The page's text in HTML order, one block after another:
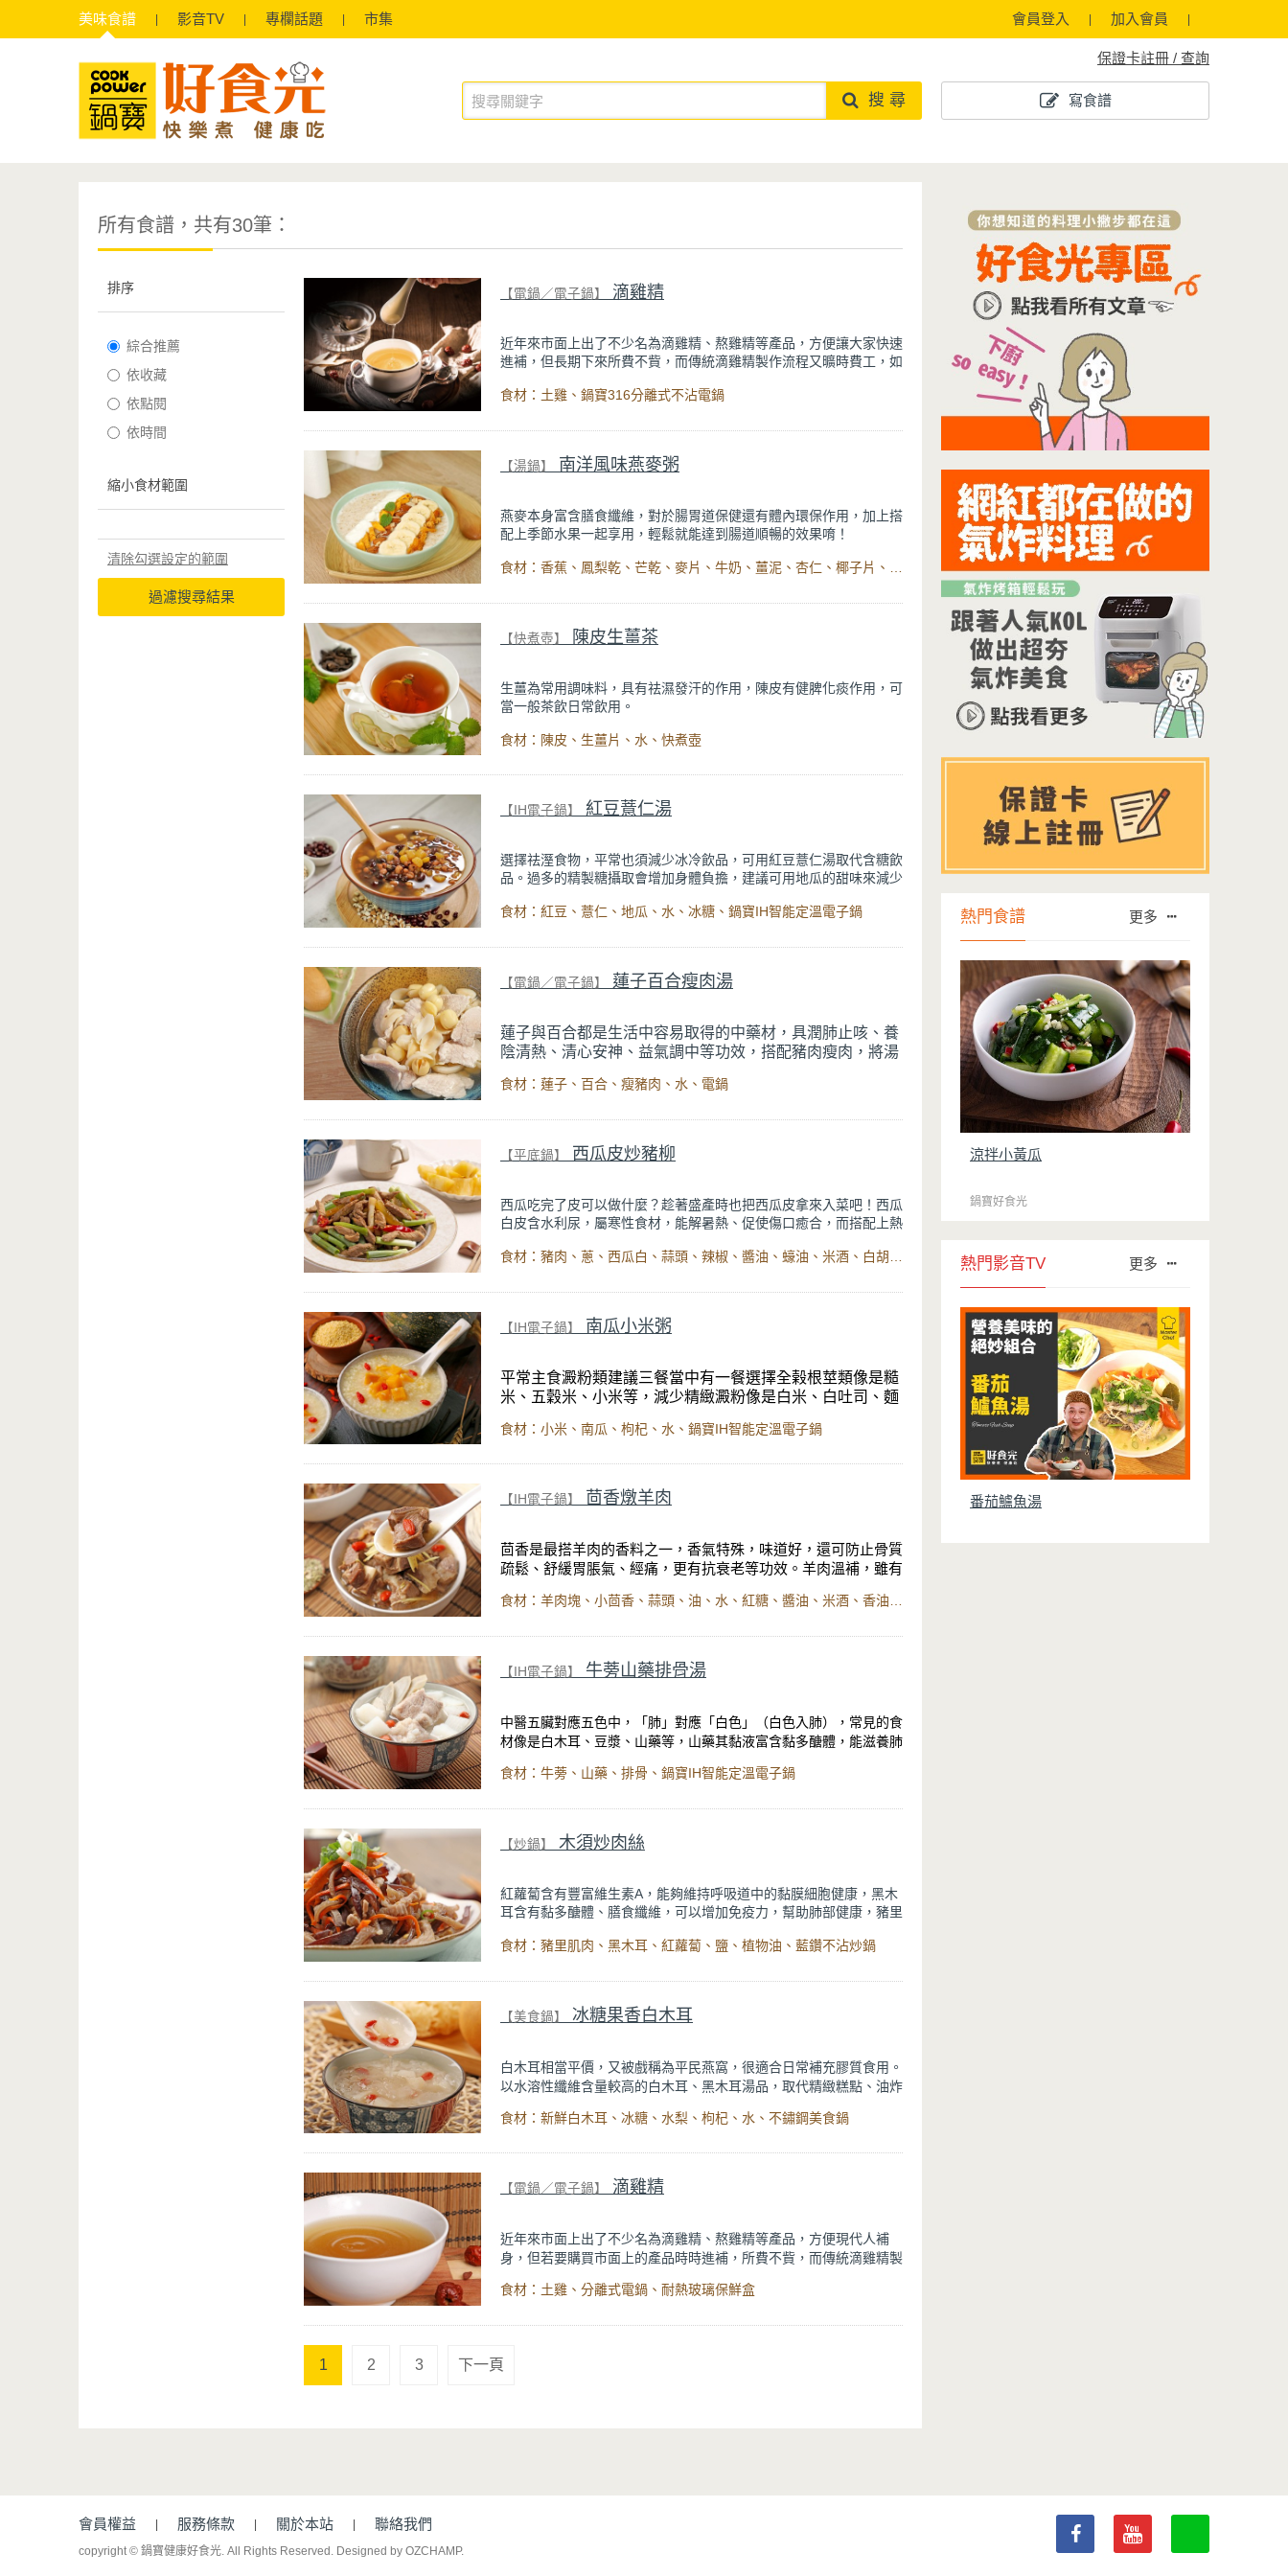
美味食譜 影音TV 專欄話題 市集 會員登入 加入會員
保證卡註冊 / 查詢
寫食譜
搜 尋
所有食譜，共有30筆：
排序
綜合推薦
依收藏
依點閱
依時間
縮小食材範圍
清除勾選設定的範圍
過濾搜尋結果
【電鍋／電子鍋】 滴雞精
近年來市面上出了不少名為滴雞精、熬雞精等產品，方便讓大家快速
進補，但長期下來所費不貲，而傳統滴雞精製作流程又曠時費工，如
看顧，操作簡單，養身益氣不麻煩。
食材：土雞、鍋寶316分離式不沾電鍋
【湯鍋】 南洋風味燕麥粥
燕麥本身富含膳食纖維，對於腸胃道保健還有體內環保作用，加上搭
配上季節水果一起享用，輕鬆就能達到腸道順暢的效果唷！
纖維含量:每一支中等大小的香蕉含3.1克，或每100克含2.6克
【快煮壺】 陳皮生薑茶
生薑為常用調味料，具有祛濕發汗的作用，陳皮有健脾化痰作用，可
當一般茶飲日常飲用。
出自【話題專欄】營養師 鄭欣宜《「雨水」時節溼氣重！養護脾
胃、祛除體內寒濕》
內文。
食材：陳皮、生薑片、水、快煮壺
【IH電子鍋】 紅豆薏仁湯
選擇祛溼食物，平常也須減少冰冷飲品，可用紅豆薏仁湯取代含糖飲
品。過多的精製糖攝取會增加身體負擔，建議可用地瓜的甜味來減少
食材：紅豆、薏仁、地瓜、水、冰糖、鍋寶IH智能定溫電子鍋
【電鍋／電子鍋】 蓮子百合瘦肉湯
蓮子與百合都是生活中容易取得的中藥材，具潤肺止咳、養
陰清熱、清心安神、益氣調中等功效，搭配豬肉瘦肉，將湯
便，補腎益氣，也增加蛋白質的攝取，炎炎夏日最宜飲用。
出自【話題專欄】陳俊如中醫師《告別憂鬱的情緒，好好睡
食材：蓮子、百合、瘦豬肉、水、電鍋
【平底鍋】 西瓜皮炒豬柳
西瓜吃完了皮可以做什麼？趁著盛產時也把西瓜皮拿來入菜吧！西瓜
白皮含水利尿，屬寒性食材，能解暑熱、促使傷口癒合，而搭配上熱
西瓜白可以保留脆度，增加菜餚口感，若是烹煮入菜，則口感會吃起
【IH電子鍋】 南瓜小米粥
平常主食澱粉類建議三餐當中有一餐選擇全榖根莖類像是糙
米、五穀米、小米等，減少精緻澱粉像是白米、白吐司、麵
本草綱目記載，小米「治反胃熱痢，煮粥食，益丹田，補虛
大要點對症調理》內文。
食材：小米、南瓜、枸杞、水、鍋寶IH智能定溫電子鍋
【IH電子鍋】 茴香燉羊肉
茴香是最搭羊肉的香料之一，香氣特殊，味道好，還可防止骨質
疏鬆、舒緩胃脹氣、經痛，更有抗衰老等功效。羊肉溫補，雖有
中和了腥羶味，還可以理氣暖宮，確實是補身的好料理。
出自【話題專欄】醫師陳俊如《調氣血、暖子宮，經痛不再
食材：羊肉塊、小茴香、蒜頭、油、水、紅糖、醬油、米酒、香油、鍋寶IH智能定溫電子鍋
【IH電子鍋】 牛蒡山藥排骨湯
中醫五臟對應五色中，「肺」對應「白色」（白色入肺），常見的食
材像是白木耳、豆漿、山藥等，山藥其黏液富含黏多醣體，能滋養肺
最為合適，可以抵禦乾燥冷空氣，滋潤養肺，保護支氣管健康。出自
食材：牛蒡、山藥、排骨、鍋寶IH智能定溫電子鍋
【炒鍋】 木須炒肉絲
紅蘿蔔含有豐富維生素A，能夠維持呼吸道中的黏膜細胞健康，黑木
耳含有黏多醣體、膳食纖維，可以增加免疫力，幫助肺部健康，豬里
炒成健康的料理，只利用鹽巴微微調味，即成簡單又美味的料理。出
強身抗流感！》內文。
食材：豬里肌肉、黑木耳、紅蘿蔔、鹽、植物油、藍鑽不沾炒鍋
【美食鍋】 冰糖果香白木耳
白木耳相當平價，又被戲稱為平民燕窩，很適合日常補充膠質食用。
以水溶性纖維含量較高的白木耳、黑木耳湯品，取代精緻糕點、油炸
食材，可以有效避免便秘、大腸息肉、胃食道逆流、腸躁症等腸胃道
文。
食材：新鮮白木耳、冰糖、水梨、枸杞、水、不鏽鋼美食鍋
【電鍋／電子鍋】 滴雞精
近年來市面上出了不少名為滴雞精、熬雞精等產品，方便現代人補
身，但若要購買市面上的產品時時進補，所費不貲，而傳統滴雞精製
滴雞精，方便免看顧，操作簡單，補身不麻煩！
食材：土雞、分離式電鍋、耐熱玻璃保鮮盒
1 2 3 下一頁
熱門食譜 更多
涼拌小黃瓜
鍋寶好食光
熱門影音TV 更多
番茄鱸魚湯
會員權益 服務條款 關於本站 聯絡我們
copyright © 鍋寶健康好食光. All Rights Reserved. Designed by OZCHAMP.